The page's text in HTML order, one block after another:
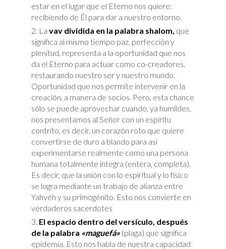
estar en el lugar que el Eterno nos quiere:
recibiendo de Él para dar a nuestro entorno.
Lavav dividida en la palabra shalom, que
significa al mismo tiempo paz, perfección y
plenitud, representa a la oportunidad que nos
da el Eterno para actuar como co-creadores,
restaurando nuestro ser y nuestro mundo.
Oportunidad que nos permite intervenir en la
creación, a manera de socios. Pero, esta chance
sólo se puede aprovechar cuando, ya humildes,
nos presentamos al Señor con un espíritu
contrito, es decir, un corazón roto que quiere
convertirse de duro a blando para así
experimentarse realmente como una persona
humana totalmente íntegra (entera, completa).
Es decir, que la unión con lo espiritual y lo físico
se logra mediante un trabajo de alianza entre
Yahvéh y su primogénito. Esto nos convierte en
verdaderos sacerdotes
El espacio dentro del versículo, después
de la palabra «maguefá» (plaga) que significa
epidemia. Esto nos habla de nuestra capacidad